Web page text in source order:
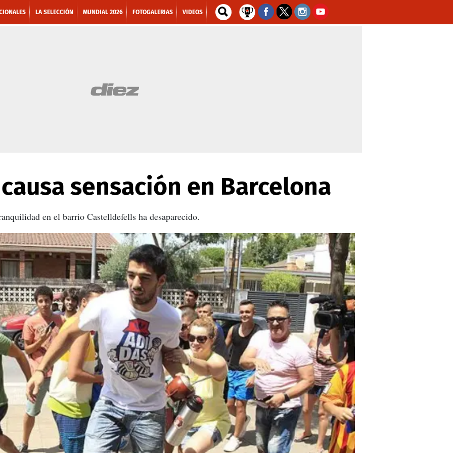
LA SELECCIÓN MUNDIAL 2026 FOTOGALERIAS VIDEOS
sensación en Barcelona
en el barrio Castelldefells ha desaparecido.